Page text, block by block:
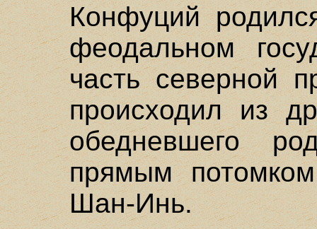
Конфуций
феодальном
часть северной
происходил из
обедневшего
прямым
Шан-Инь.